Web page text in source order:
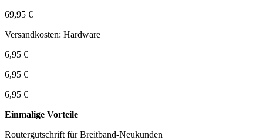
69,95 €
Versandkosten: Hardware
6,95 €
6,95 €
6,95 €
Einmalige Vorteile
Routergutschrift für Breitband-Neukunden